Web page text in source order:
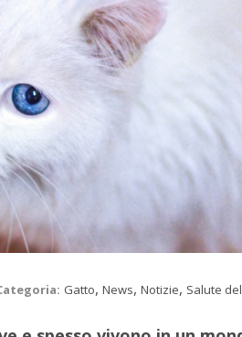
Gatto, News, Notizie, Salute